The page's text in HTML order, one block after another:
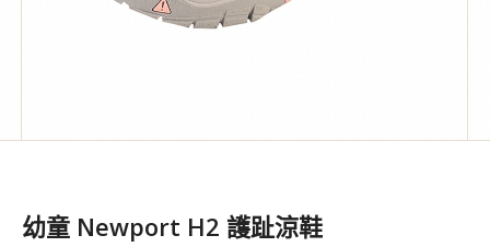
幼童 Newport H2 護趾涼鞋